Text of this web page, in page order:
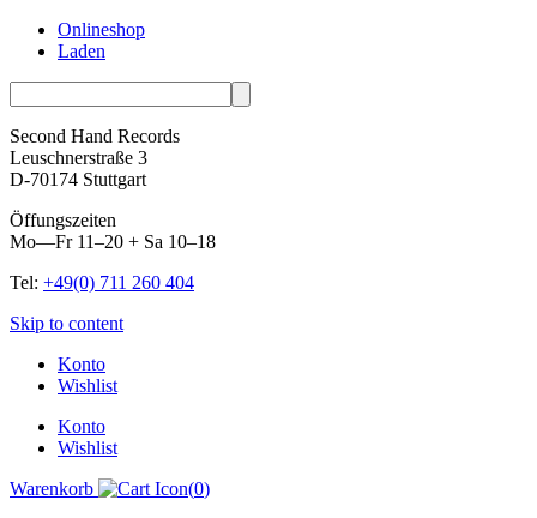
Onlineshop
Laden
Second Hand Records
Leuschnerstraße 3
D-70174 Stuttgart
Öffungszeiten
Mo—Fr 11–20 + Sa 10–18
Tel: +49(0) 711 260 404
Skip to content
Konto
Wishlist
Konto
Wishlist
Warenkorb
(0)